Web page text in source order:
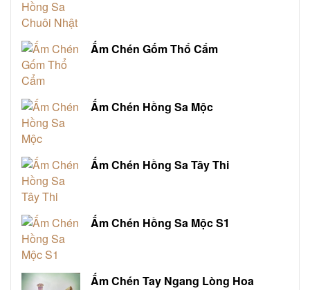
Ấm Chén Gốm Thổ Cẩm
Ấm Chén Hồng Sa Mộc
Ấm Chén Hồng Sa Tây Thi
Ấm Chén Hồng Sa Mộc S1
Ấm Chén Tay Ngang Lòng Hoa